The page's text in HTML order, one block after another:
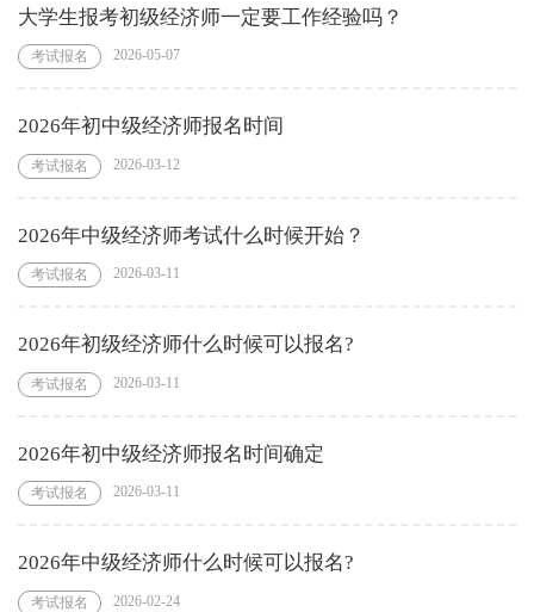
大学生报考初级经济师一定要工作经验吗？
考试报名 2026-05-07
2026年初中级经济师报名时间
考试报名 2026-03-12
2026年中级经济师考试什么时候开始？
考试报名 2026-03-11
2026年初级经济师什么时候可以报名?
考试报名 2026-03-11
2026年初中级经济师报名时间确定
考试报名 2026-03-11
2026年中级经济师什么时候可以报名?
考试报名 2026-02-24